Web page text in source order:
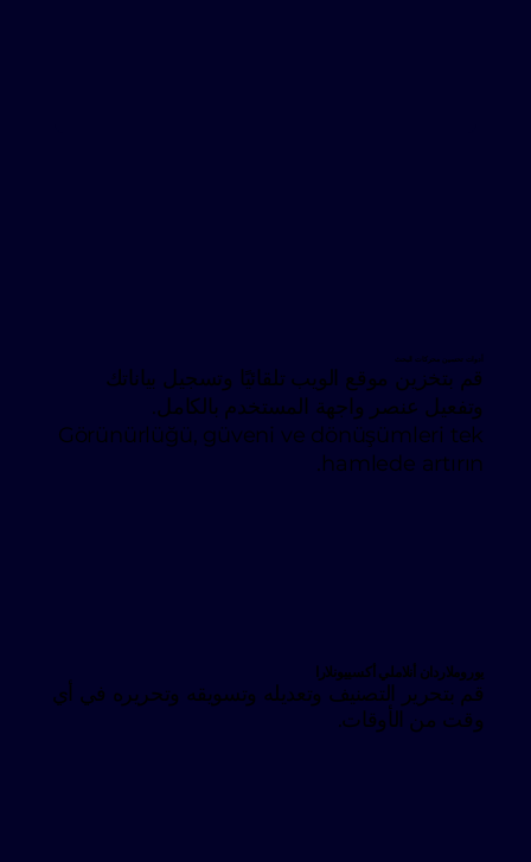
أدوات تحسين محركات البحث
قم بتخزين موقع الويب تلقائيًا وتسجيل بياناتك
وتفعيل عنصر واجهة المستخدم بالكامل.
Görünürlüğü, güveni ve dönüşümleri tek
hamlede artırın.
يوروملاردان أنلاملي أكسييونلارا
قم بتحرير التصنيف وتعديله وتسويقه وتحريره في أي
وقت من الأوقات.